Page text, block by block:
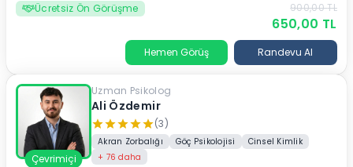
Ücretsiz Ön Görüşme 900,00TL
650,00 TL
Hemen Görüş Randevu Al
Çevrimiçi
Ali Özdemir
Uzman Psikolog
(3)
Akran Zorbalığı Göç Psikolojisi
Cinsel Kimlik
+ 76 daha